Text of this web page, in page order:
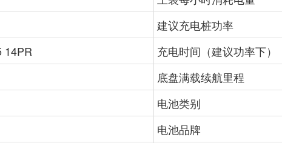
建议充电桩功率
14PR
充电时间（建议功率下）
底盘满载续航里程
电池类别
电池品牌